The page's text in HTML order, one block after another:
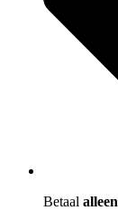
Betaal alleen